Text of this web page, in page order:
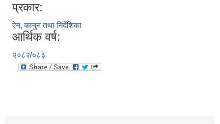
प्रकार:
ऐन, कानुन तथा निर्देशिका
आर्थिक वर्ष:
२०८२/०८३